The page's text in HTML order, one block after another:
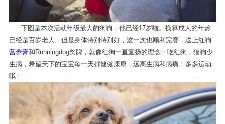
下图是本次活动年级最大的狗狗，他已经17岁啦。换算成人的年龄
已经是百岁老人，但是身体特别特别好，这一次也顺利完赛，送上红狗
营养膏和Runningdog奖牌，就像红狗一直宣扬的理念：吃红狗，猫狗少
生病，希望天下的宝宝每一天都健健康康，远离生病和病痛！多多运动
哦！